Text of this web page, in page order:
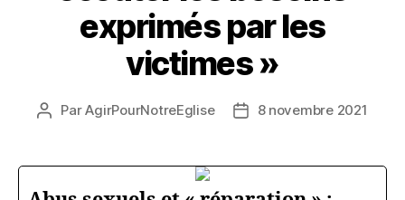
exprimés par les
victimes »
Auteur
ParAgirPourNotreEglise
Date8 novembre 2021